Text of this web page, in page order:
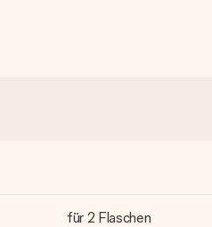
für 2 Flaschen